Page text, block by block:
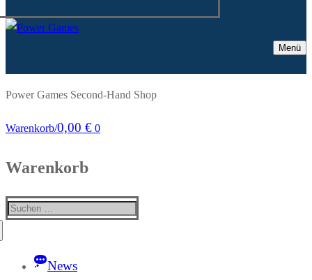
Menü
Power Games Second-Hand Shop
Warenkorb/0,00 € 0
Warenkorb
Suchen
News